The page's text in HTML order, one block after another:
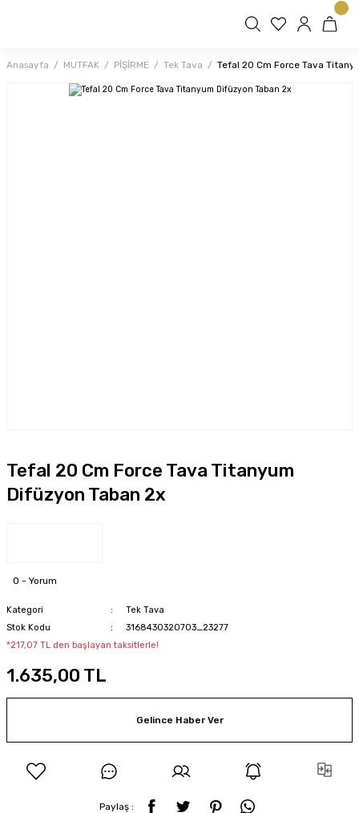
Anasayfa MUTFAK PİŞİRME Tek Tava Tefal 20 Cm Force Tava
Tefal 20 Cm Force Tava Titanyum
Difüzyon Taban 2x
0 - Yorum
Kategori
Tek Tava
Stok Kodu
3168430320703_23277
*217,07 TL den başlayan taksitlerle!
1.635,00 TL
Gelince Haber Ver
Paylaş :